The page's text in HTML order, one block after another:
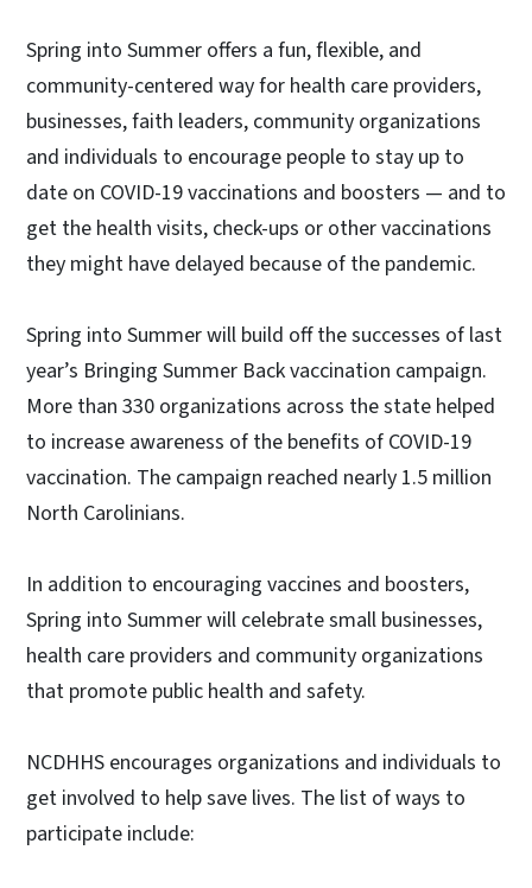
Spring into Summer offers a fun, flexible, and
community-centered way for health care providers,
businesses, faith leaders, community organizations
and individuals to encourage people to stay up to
date on COVID-19 vaccinations and boosters — and to
get the health visits, check-ups or other vaccinations
they might have delayed because of the pandemic.
Spring into Summer will build off the successes of last
year’s Bringing Summer Back vaccination campaign.
More than 330 organizations across the state helped
to increase awareness of the benefits of COVID-19
vaccination. The campaign reached nearly 1.5 million
North Carolinians.
In addition to encouraging vaccines and boosters,
Spring into Summer will celebrate small businesses,
health care providers and community organizations
that promote public health and safety.
NCDHHS encourages organizations and individuals to
get involved to help save lives. The list of ways to
participate include: